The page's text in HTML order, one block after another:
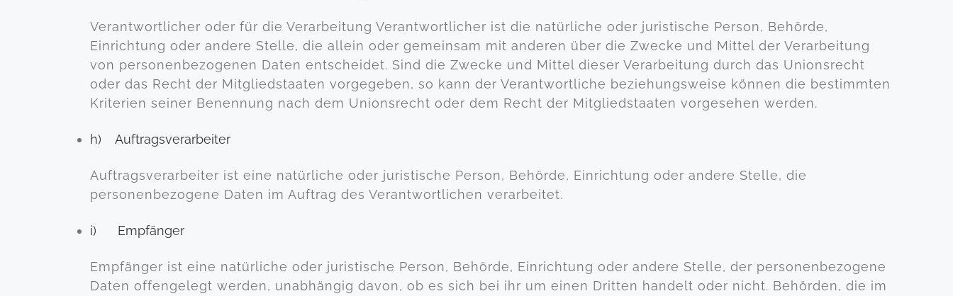
Verantwortlicher oder für die Verarbeitung Verantwortlicher ist die natürliche oder juristische Person, Behörde,
Einrichtung oder andere Stelle, die allein oder gemeinsam mit anderen über die Zwecke und Mittel der Verarbeitung
von personenbezogenen Daten entscheidet. Sind die Zwecke und Mittel dieser Verarbeitung durch das Unionsrecht
oder das Recht der Mitgliedstaaten vorgegeben, so kann der Verantwortliche beziehungsweise können die bestimmten
Kriterien seiner Benennung nach dem Unionsrecht oder dem Recht der Mitgliedstaaten vorgesehen werden.
h) Auftragsverarbeiter
Auftragsverarbeiter ist eine natürliche oder juristische Person, Behörde, Einrichtung oder andere Stelle, die
personenbezogene Daten im Auftrag des Verantwortlichen verarbeitet.
i) Empfänger
Empfänger ist eine natürliche oder juristische Person, Behörde, Einrichtung oder andere Stelle, der personenbezogene
Daten offengelegt werden, unabhängig davon, ob es sich bei ihr um einen Dritten handelt oder nicht. Behörden, die im